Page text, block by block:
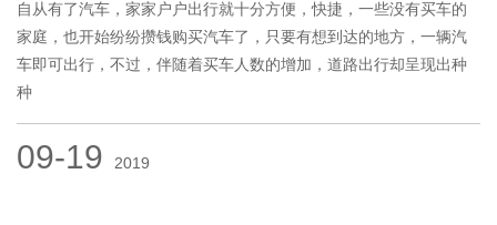
自从有了汽车，家家户户出行就十分方便，快捷，一些没有买车的
家庭，也开始纷纷攒钱购买汽车了，只要有想到达的地方，一辆汽
车即可出行，不过，伴随着买车人数的增加，道路出行却呈现出种
种
09-19 2019